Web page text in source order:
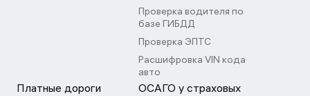
Проверка водителя по
базе ГИБДД
Проверка ЭПТС
Расшифровка VIN кода
авто
Платные дороги ОСАГО у страховых